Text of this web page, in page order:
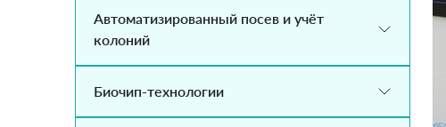
Автоматизированный посев и учёт
колоний
Биочип-технологии